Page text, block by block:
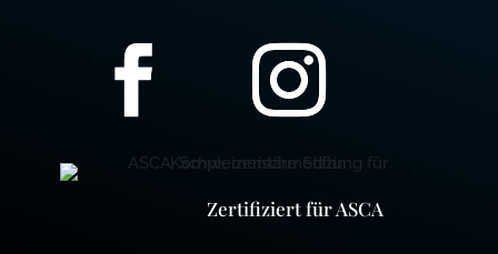
Zertifiziert für ASCA